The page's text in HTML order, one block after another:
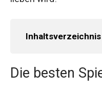
Inhaltsverzeichnis
Die besten